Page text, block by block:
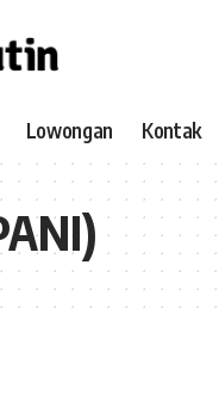
Lowongan Kontak